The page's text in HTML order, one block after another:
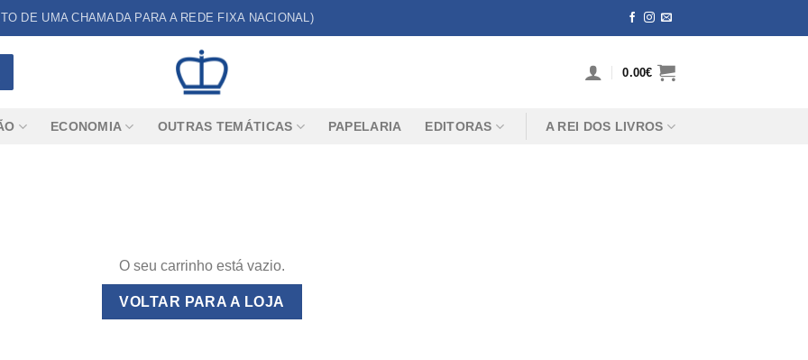
DE UMA CHAMADA PARA A REDE FIXA NACIONAL)
0.00€
ECONOMIA OUTRAS TEMÁTICAS PAPELARIA EDITORAS A REI DOS LIVROS
O seu carrinho está vazio.
VOLTAR PARA A LOJA